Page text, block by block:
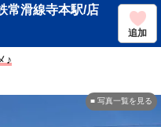
常滑線寺本駅/店
追加
♪
■ 写真一覧を見る